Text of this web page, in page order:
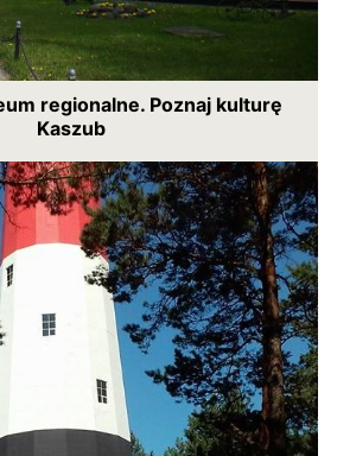
regionalne. Poznaj kulturę
Kaszub